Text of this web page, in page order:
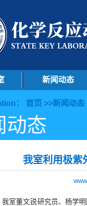
新闻动态
： 首页 >>新闻动态
动态
我室利用极紫
我室董文锐研究员、杨学